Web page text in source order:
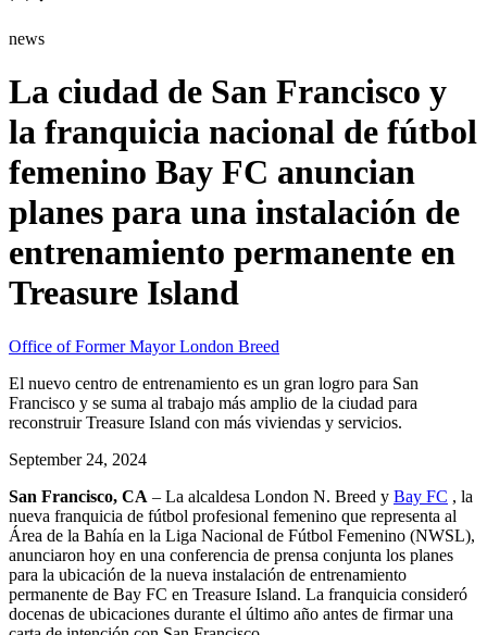
news
La ciudad de San Francisco y
la franquicia nacional de fútbol
femenino Bay FC anuncian
planes para una instalación de
entrenamiento permanente en
Treasure Island
Office of Former Mayor London Breed
El nuevo centro de entrenamiento es un gran logro para San
Francisco y se suma al trabajo más amplio de la ciudad para
reconstruir Treasure Island con más viviendas y servicios.
September 24, 2024
San Francisco, CA – La alcaldesa London N. Breed y Bay FC , la
nueva franquicia de fútbol profesional femenino que representa al
Área de la Bahía en la Liga Nacional de Fútbol Femenino (NWSL),
anunciaron hoy en una conferencia de prensa conjunta los planes
para la ubicación de la nueva instalación de entrenamiento
permanente de Bay FC en Treasure Island. La franquicia consideró
docenas de ubicaciones durante el último año antes de firmar una